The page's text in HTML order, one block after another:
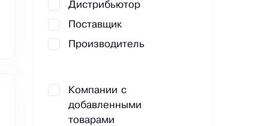
Дистрибьютор
Поставщик
Производитель
Компании с
добавленными
товарами